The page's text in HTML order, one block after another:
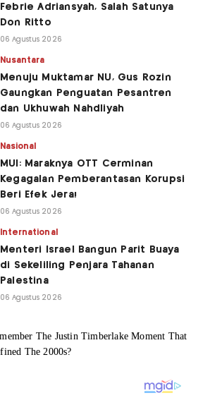
Febrie Adriansyah, Salah Satunya
Don Ritto
06 Agustus 2026
Nusantara
Menuju Muktamar NU, Gus Rozin
Gaungkan Penguatan Pesantren
dan Ukhuwah Nahdliyah
06 Agustus 2026
Nasional
MUI: Maraknya OTT Cerminan
Kegagalan Pemberantasan Korupsi
Beri Efek Jera!
06 Agustus 2026
International
Menteri Israel Bangun Parit Buaya
di Sekeliling Penjara Tahanan
Palestina
06 Agustus 2026